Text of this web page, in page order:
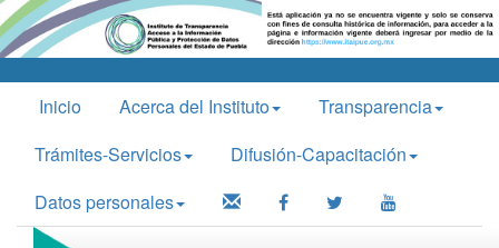
Inicio Acerca del Instituto
Transparencia
Trámites-Servicios
Difusión-Capacitación
Datos personales